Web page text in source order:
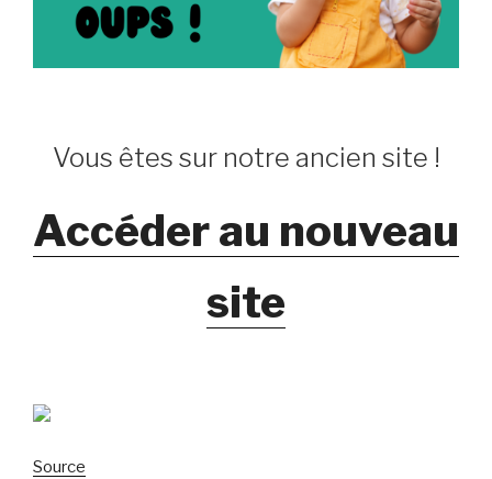
Vous êtes sur notre ancien site !
Accéder au nouveau
site
Source